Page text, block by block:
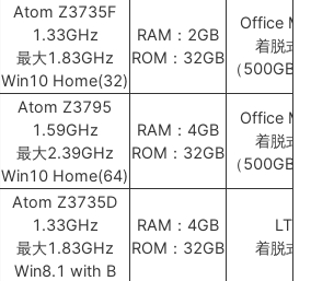
Atom Z3735F
1.33GHz
最大1.83GHz
Win10 Home(32)
RAM：2GB
ROM：32GB
Office
着脱式
（500GB
Atom Z3795
1.59GHz
最大2.39GHz
Win10 Home(64)
RAM：4GB
ROM：32GB
Office
着脱式
（500GB
Atom Z3735D
1.33GHz
最大1.83GHz
Win8.1 with B
RAM：4GB
ROM：32GB
LTE
着脱式